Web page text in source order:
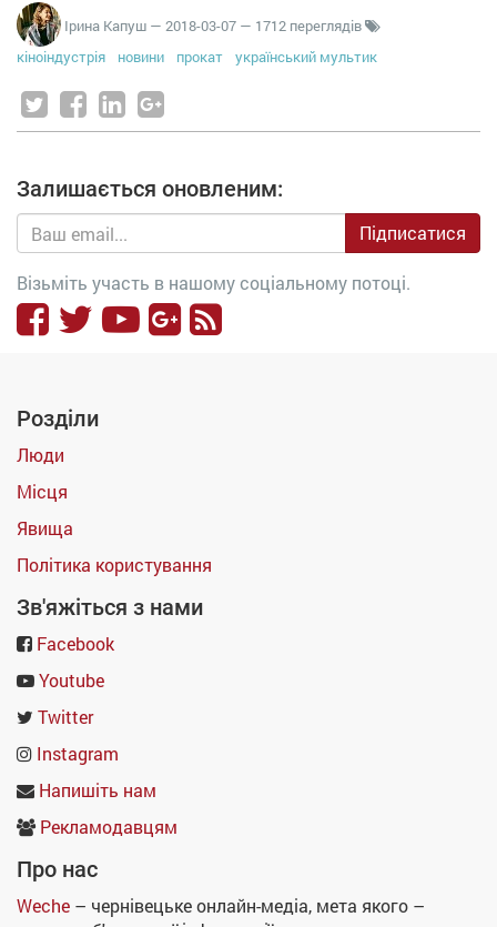
Ірина Капуш — 2018-03-07 — 1712 переглядів
кіноіндустрія
новини прокат український мультик
Залишається оновленим:
Підписатися
Візьміть участь в нашому соціальному потоці.
Розділи
Люди
Місця
Явища
Політика користування
Зв'яжіться з нами
Facebook
Youtube
Twitter
Instagram
Напишіть нам
Рекламодавцям
Про нас
Weche – чернівецьке онлайн-медіа, мета якого –